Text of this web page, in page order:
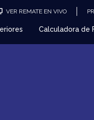
VER REMATE EN VIVO
Calculadora de